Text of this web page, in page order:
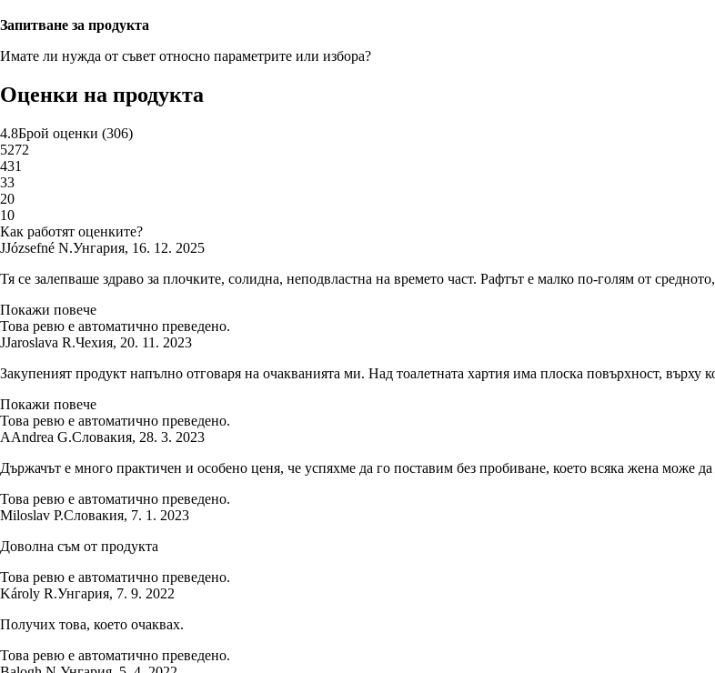
Запитване за продукта
Имате ли нужда от съвет относно параметрите или избора?
Оценки на продукта
4.8Брой оценки (306)
5272
431
33
20
10
Как работят оценките?
JJózsefné N.Унгария, 16. 12. 2025
Тя се залепваше здраво за плочките, солидна, неподвластна на времето част. Рафтът е малко по-голям от
Покажи повече
Това ревю е автоматично преведено.
JJaroslava R.Чехия, 20. 11. 2023
Закупеният продукт напълно отговаря на очакванията ми. Над тоалетната хартия има плоска повърхност, върху
Покажи повече
Това ревю е автоматично преведено.
AAndrea G.Словакия, 28. 3. 2023
Държачът е много практичен и особено ценя, че успяхме да го поставим без пробиване, което всяка жена може
Това ревю е автоматично преведено.
Miloslav P.Словакия, 7. 1. 2023
Доволна съм от продукта
Това ревю е автоматично преведено.
Károly R.Унгария, 7. 9. 2022
Получих това, което очаквах.
Това ревю е автоматично преведено.